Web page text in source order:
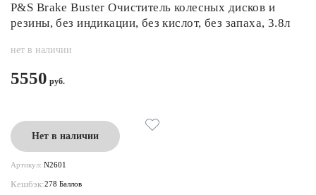
P&S Brake Buster Очиститель колесных дисков и
резины, без индикации, без кислот, без запаха, 3.8л
нет в наличии
5550
Нет в наличии
Артикул: N2601
Кешбэк:278 Баллов